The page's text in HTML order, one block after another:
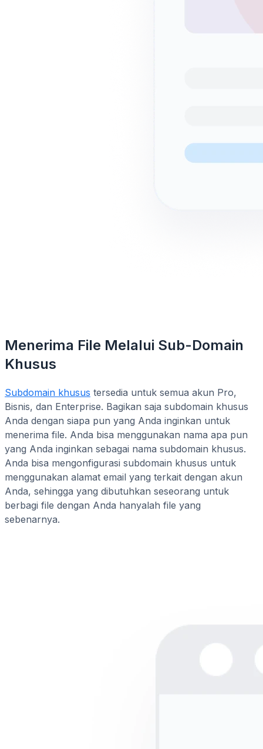
Menerima File Melalui Sub-Domain
Khusus
Subdomain khusus tersedia untuk semua akun Pro,
Bisnis, dan Enterprise. Bagikan saja subdomain khusus
Anda dengan siapa pun yang Anda inginkan untuk
menerima file. Anda bisa menggunakan nama apa pun
yang Anda inginkan sebagai nama subdomain khusus.
Anda bisa mengonfigurasi subdomain khusus untuk
menggunakan alamat email yang terkait dengan akun
Anda, sehingga yang dibutuhkan seseorang untuk
berbagi file dengan Anda hanyalah file yang
sebenarnya.